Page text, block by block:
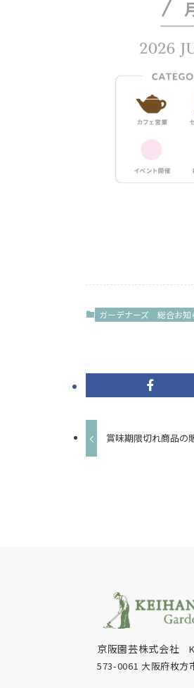
ガーデナーズ 総合お知
賞味期限切れ商品の
京阪園芸株式会社
573-0061 大阪府枚方